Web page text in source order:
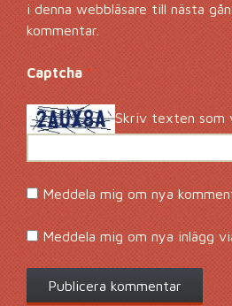
i denna webbläsare till nästa
kommentar.
Captcha *
Skriv texten som
Meddela mig om nya
Meddela mig om nya inlägg